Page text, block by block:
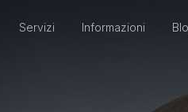
Servizi Informazioni